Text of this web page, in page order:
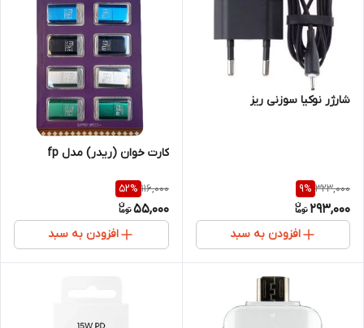
شارژر نوکیا سوزنی ریز
323,000
9%
293,000
افزودن به سبد
کارت‌ خوان (ریدر) مدل fp
116,000
52%
55,000
افزودن به سبد